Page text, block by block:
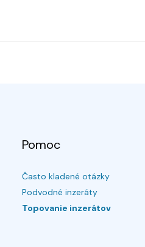
Pomoc
Často kladené otázky
Podvodné inzeráty
Topovanie inzerátov